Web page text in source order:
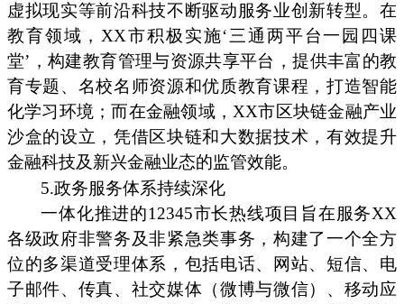
虚拟现实等前沿科技不断驱动服务业创新转型。在
教育领域，XX市积极实施‘三通两平台一园四课
堂’，构建教育管理与资源共享平台，提供丰富的教
育专题、名校名师资源和优质教育课程，打造智能
化学习环境；而在金融领域，XX市区块链金融产业
沙盒的设立，凭借区块链和大数据技术，有效提升
金融科技及新兴金融业态的监管效能。
5.政务服务体系持续深化
一体化推进的12345市长热线项目旨在服务XX
各级政府非警务及非紧急类事务，构建了一个全方
位的多渠道受理体系，包括电话、网站、短信、电
子邮件、传真、社交媒体（微博与微信）、移动应